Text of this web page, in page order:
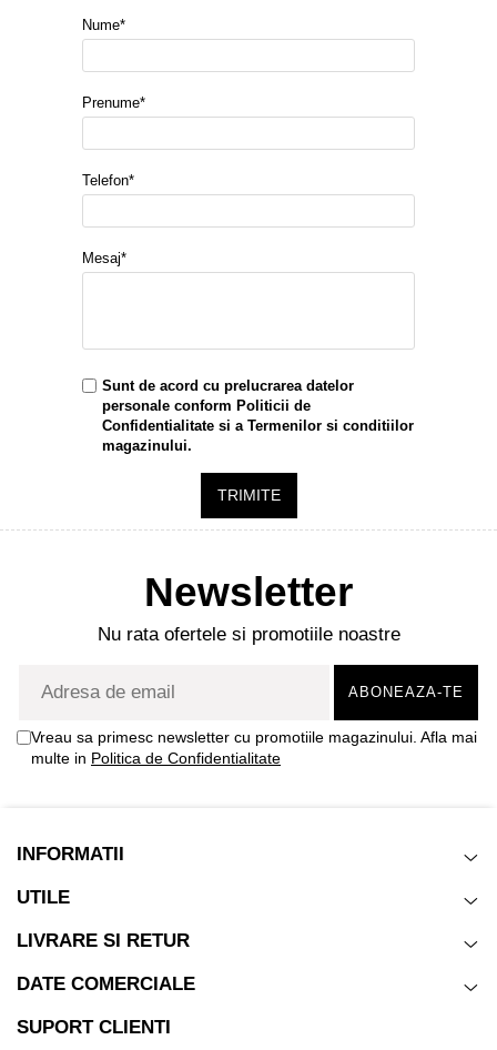
Nume*
Prenume*
Telefon*
Mesaj*
Sunt de acord cu prelucrarea datelor
personale conform Politicii de
Confidentialitate si a Termenilor si conditiilor
magazinului.
TRIMITE
Newsletter
Nu rata ofertele si promotiile noastre
Vreau sa primesc newsletter cu promotiile magazinului. Afla mai
multe in Politica de Confidentialitate
INFORMATII
UTILE
LIVRARE SI RETUR
DATE COMERCIALE
SUPORT CLIENTI